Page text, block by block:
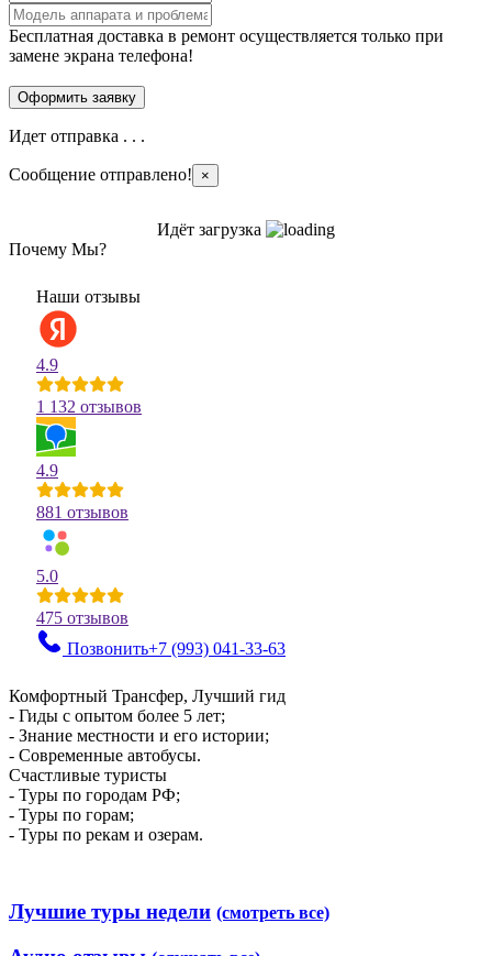
Бесплатная доставка в ремонт осуществляется только при
замене экрана телефона!
Идет отправка . . .
Сообщение отправлено! ×
Идёт загрузка
Почему Мы?
Наши отзывы
4.9
1 132 отзывов
4.9
881 отзывов
5.0
475 отзывов
Позвонить+7 (993) 041-33-63
Комфортный Трансфер, Лучший гид
- Гиды с опытом более 5 лет;
- Знание местности и его истории;
- Современные автобусы.
Счастливые туристы
- Туры по городам РФ;
- Туры по горам;
- Туры по рекам и озерам.
Лучшие туры недели (смотреть все)